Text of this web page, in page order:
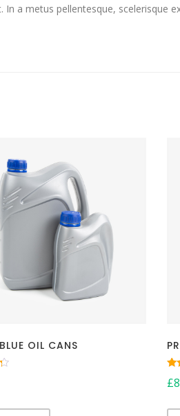
a metus pellentesque, scelerisque
OIL CANS
£